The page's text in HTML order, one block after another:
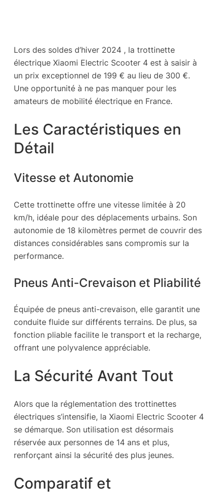
Lors des soldes d’hiver 2024 , la trottinette
électrique Xiaomi Electric Scooter 4 est à saisir à
un prix exceptionnel de 199 € au lieu de 300 €.
Une opportunité à ne pas manquer pour les
amateurs de mobilité électrique en France.
Les Caractéristiques en
Détail
Vitesse et Autonomie
Cette trottinette offre une vitesse limitée à 20
km/h, idéale pour des déplacements urbains. Son
autonomie de 18 kilomètres permet de couvrir des
distances considérables sans compromis sur la
performance.
Pneus Anti-Crevaison et Pliabilité
Équipée de pneus anti-crevaison, elle garantit une
conduite fluide sur différents terrains. De plus, sa
fonction pliable facilite le transport et la recharge,
offrant une polyvalence appréciable.
La Sécurité Avant Tout
Alors que la réglementation des trottinettes
électriques s’intensifie, la Xiaomi Electric Scooter 4
se démarque. Son utilisation est désormais
réservée aux personnes de 14 ans et plus,
renforçant ainsi la sécurité des plus jeunes.
Comparatif et